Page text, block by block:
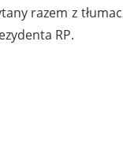
razem z
RP.